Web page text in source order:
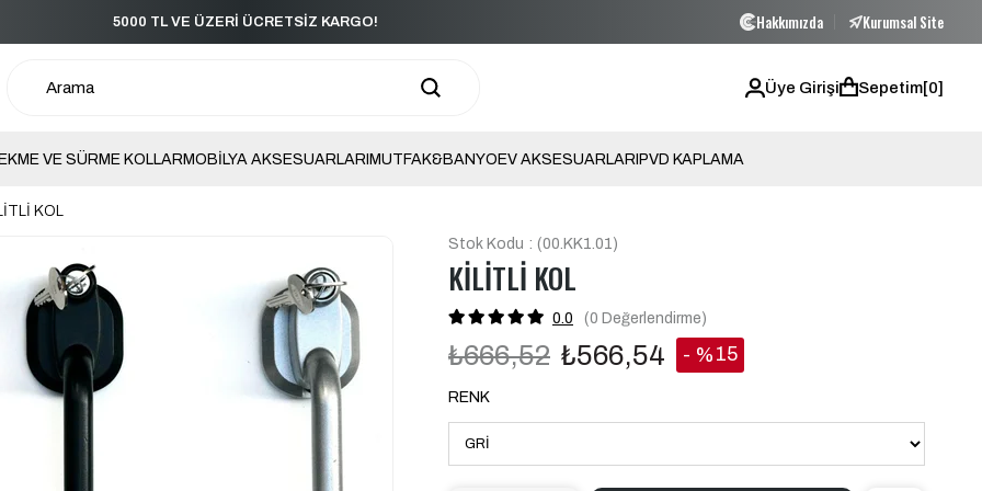
5000 TL VE ÜZERİ ÜCRETSİZ KARGO! 5000 TL VE ÜZERİ ÜCRETSİZ KARGO! 5000 TL
Hakkımızda Kurumsal Site
Üye Girişi Sepetim 0
VE SÜRME KOLLARMOBİLYA AKSESUARLARIMUTFAK&BANYOEV AKSESUARLARIPVD KAPLAMA
KOL
Stok Kodu
(00.KK1.01)
KİLİTLİ KOL
0.0 (0 Değerlendirme)
₺666,52 ₺566,54 % 15
RENK